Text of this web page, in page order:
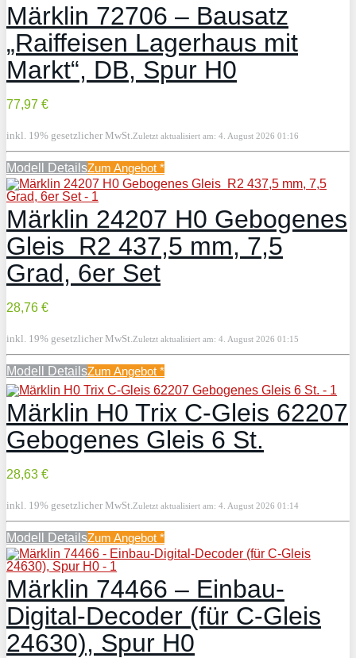
Märklin 72706 – Bausatz
„Raiffeisen Lagerhaus mit
Markt“, DB, Spur H0
77,97 €
inkl. 19% gesetzlicher MwSt. Zuletzt aktualisiert am: 4. August 2026 01:16
Modell DetailsZum Angebot *
Märklin 24207 H0 Gebogenes
Gleis R2 437,5 mm, 7,5
Grad, 6er Set
28,76 €
inkl. 19% gesetzlicher MwSt. Zuletzt aktualisiert am: 4. August 2026 01:15
Modell DetailsZum Angebot *
Märklin H0 Trix C-Gleis 62207
Gebogenes Gleis 6 St.
28,63 €
inkl. 19% gesetzlicher MwSt. Zuletzt aktualisiert am: 4. August 2026 01:14
Modell DetailsZum Angebot *
Märklin 74466 – Einbau-
Digital-Decoder (für C-Gleis
24630), Spur H0